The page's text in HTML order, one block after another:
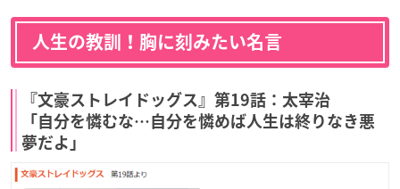
人生の教訓！胸に刻みたい名言
『文豪ストレイドッグス』第19話：太宰治
「自分を憐むな…自分を憐めば人生は終りなき悪
夢だよ」